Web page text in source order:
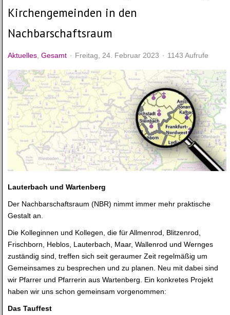
Kirchengemeinden in den
Nachbarschaftsraum
Aktuelles Gesamt Freitag, 24. Februar 2023 1143 Aufrufe
Lauterbach und Wartenberg
Der Nachbarschaftsraum (NBR) nimmt immer mehr praktische
Gestalt an.
Die Kolleginnen und Kollegen, die für Allmenrod, Blitzenrod,
Frischborn, Heblos, Lauterbach, Maar, Wallenrod und Wernges
zuständig sind, treffen sich seit geraumer Zeit regelmäßig um
Gemeinsames zu besprechen und zu planen. Neu mit dabei sind
wir Pfarrer und Pfarrerin aus Wartenberg. Ein konkretes Projekt
haben wir uns schon gemeinsam vorgenommen:
Das Tauffest